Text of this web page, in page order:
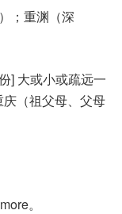
；重渊（深
] 大或小或疏远一
（祖父母、父母
。